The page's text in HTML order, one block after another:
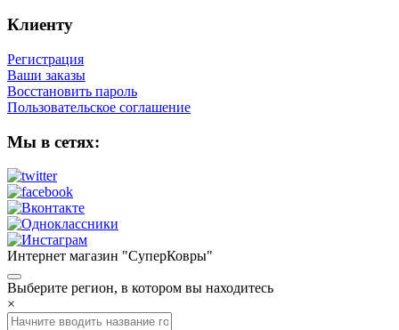
Клиенту
Регистрация
Ваши заказы
Восстановить пароль
Пользовательское соглашение
Мы в сетях:
Интернет магазин "СуперКовры"
Выберите регион, в котором вы находитесь
×